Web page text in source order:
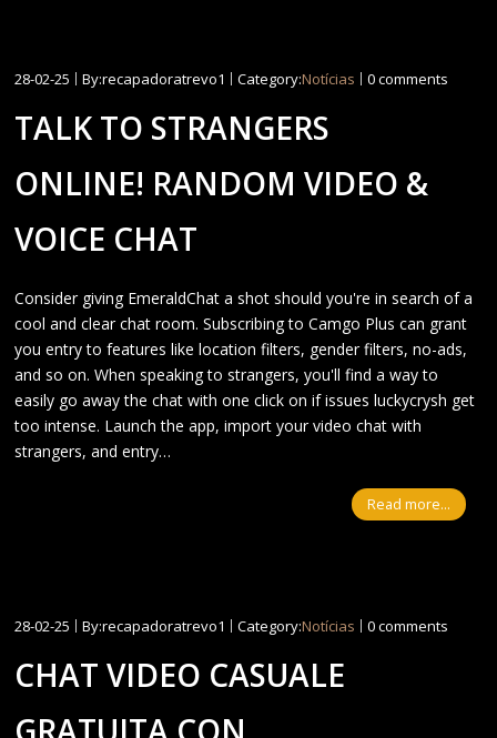
28-02-25 By:recapadoratrevo1 Category:Notícias 0 comments
TALK TO STRANGERS
ONLINE! RANDOM VIDEO &
VOICE CHAT
Consider giving EmeraldChat a shot should you're in search of a
cool and clear chat room. Subscribing to Camgo Plus can grant
you entry to features like location filters, gender filters, no-ads,
and so on. When speaking to strangers, you'll find a way to
easily go away the chat with one click on if issues luckycrysh get
too intense. Launch the app, import your video chat with
strangers, and entry…
Read more...
28-02-25 By:recapadoratrevo1 Category:Notícias 0 comments
CHAT VIDEO CASUALE